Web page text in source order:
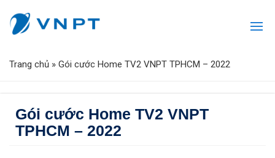
Trang chủ » Gói cước Home TV2 VNPT TPHCM – 2022
Gói cước Home TV2 VNPT
TPHCM – 2022